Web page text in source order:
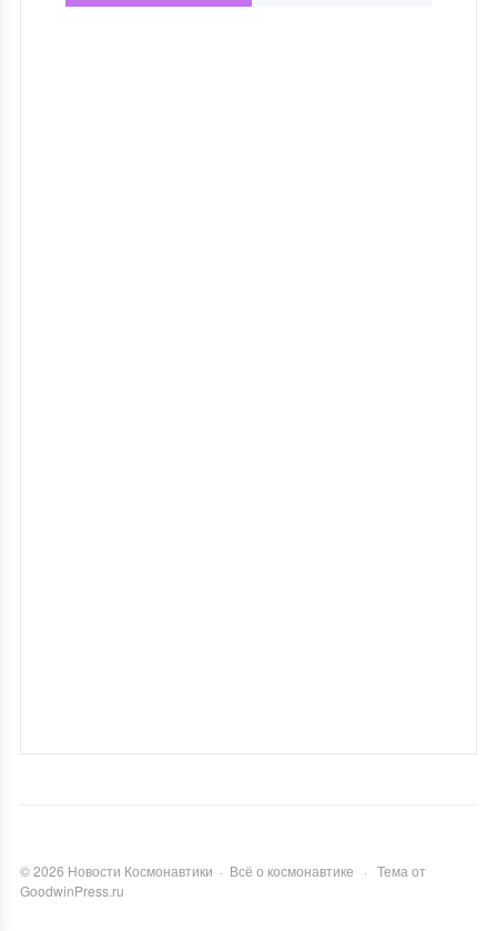
©2026 Новости Космонавтики · Всё о космонавтике · Тема от
GoodwinPress.ru